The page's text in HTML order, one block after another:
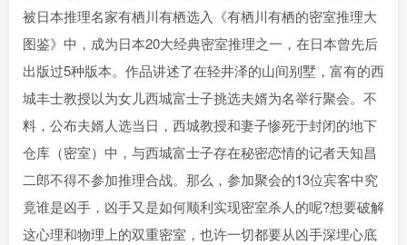
被日本推理名家有栖川有栖选入《有栖川有栖的密室推理大
图鉴》中，成为日本20大经典密室推理之一，在日本曾先后
出版过5种版本。作品讲述了在轻井泽的山间别墅，富有的西
城丰士教授以为女儿西城富士子挑选夫婿为名举行聚会。不
料，公布夫婿人选当日，西城教授和妻子惨死于封闭的地下
仓库（密室）中，与西城富士子存在秘密恋情的记者天知昌
二郎不得不参加推理合战。那么，参加聚会的13位宾客中究
竟谁是凶手，凶手又是如何顺利实现密室杀人的呢?想要破解
这心理和物理上的双重密室，也许一切都要从凶手深埋心底